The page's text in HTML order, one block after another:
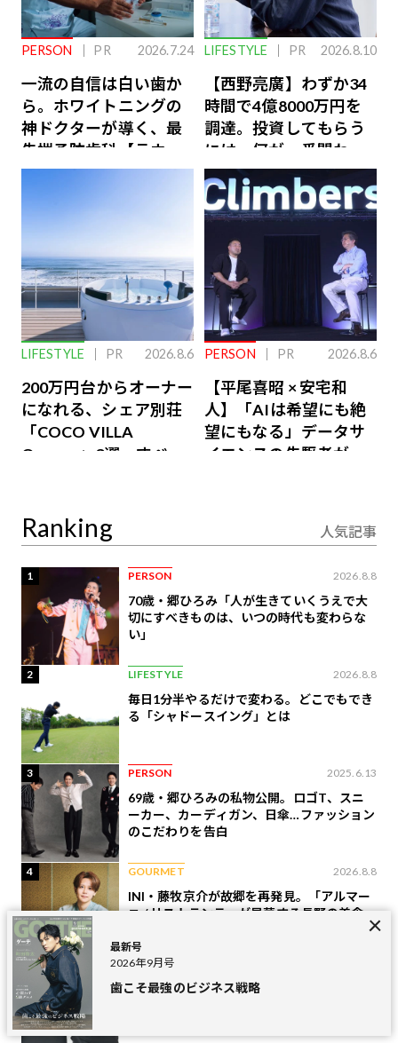
PERSON PR 2026.7.24
一流の自信は白い歯か
ら。ホワイトニングの
神ドクターが導く、最
先端予防歯科【ラウン
ジ会員特典あり】
LIFESTYLE PR 2026.8.10
【西野亮廣】わずか34
時間で4億8000万円を
調達。投資してもらう
には、何が一番問われ
るのか
LIFESTYLE PR 2026.8.6
200万円台からオーナー
になれる、シェア別荘
「COCO VILLA
Owners」3選。すべて
PERSON PR 2026.8.6
【平尾喜昭 × 安宅和
人】「AIは希望にも絶
望にもなる」データサ
イエンスの先駆者が語
Ranking 人気記事
1 PERSON 2026.8.8
70歳・郷ひろみ「人が生きていくうえで大
切にすべきものは、いつの時代も変わらな
い」
2 LIFESTYLE 2026.8.8
毎日1分半やるだけで変わる。どこでもでき
る「シャドースイング」とは
3 PERSON 2025.6.13
69歳・郷ひろみの私物公開。ロゴT、スニ
ーカー、カーディガン、日傘…ファッション
のこだわりを告白
4 GOURMET 2026.8.8
INI・藤牧京介が故郷を再発見。「アルマー
ニ / リストランテ」が昇華する長野の美食
5 LIFESTYLE
トゥミ×ソフの最新コラボ、大人が持ちたい
最新号
2026年9月号
歯こそ最強のビジネス戦略